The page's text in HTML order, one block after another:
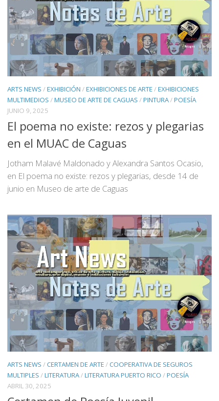
ARTS NEWS /EXHIBICIÓN /EXHIBICIONES DE ARTE /EXHIBICIONES
MULTIMEDIOS /MUSEO DE ARTE DE CAGUAS /PINTURA/POESÍA
JUNIO 9, 2025
El poema no existe: rezos y plegarias
en el MUAC de Caguas
Jotham Malavé Maldonado y Alexandra Santos Ocasio,
en El poema no existe: rezos y plegarias, desde 14 de
junio en Museo de arte de Caguas
ARTS NEWS /CERTAMEN DE ARTE /COOPERATIVA DE SEGUROS
MULTIPLES /LITERATURA/LITERATURA PUERTO RICO /POESÍA
ABRIL 30, 2025